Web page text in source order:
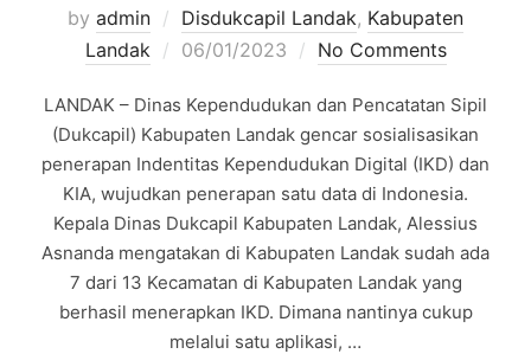
by admin Disdukcapil Landak, Kabupaten
Landak
Posted
06/01/2023 No Comments
LANDAK – Dinas Kependudukan dan Pencatatan Sipil
(Dukcapil) Kabupaten Landak gencar sosialisasikan
penerapan Indentitas Kependudukan Digital (IKD) dan
KIA, wujudkan penerapan satu data di Indonesia.
Kepala Dinas Dukcapil Kabupaten Landak, Alessius
Asnanda mengatakan di Kabupaten Landak sudah ada
7 dari 13 Kecamatan di Kabupaten Landak yang
berhasil menerapkan IKD. Dimana nantinya cukup
melalui satu aplikasi, …